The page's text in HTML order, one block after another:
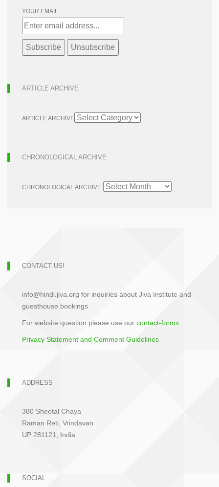
YOUR EMAIL:
ARTICLE ARCHIVE
ARTICLE ARCHIVE
CHRONOLOGICAL ARCHIVE
CHRONOLOGICAL ARCHIVE
CONTACT US!
info@hindi.jiva.org for inquiries about Jiva Institute and
guesthouse bookings
For website question please use our contact-form»
Privacy Statement and Comment Guidelines
ADDRESS
380 Sheetal Chaya
Raman Reti, Vrindavan
UP 281121, India
SOCIAL